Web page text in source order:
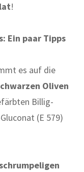
!
Ein paar Tipps
es auf die
Oliven
Billig-
(E 579)